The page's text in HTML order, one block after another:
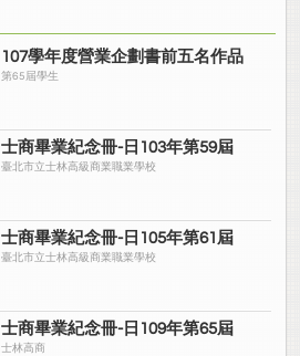
107學年度營業企劃書前五名作品
第65屆學生
士商畢業紀念冊-日103年第59屆
臺北市立士林高級商業職業學校
士商畢業紀念冊-日105年第61屆
臺北市立士林高級商業職業學校
士商畢業紀念冊-日109年第65屆
士林高商